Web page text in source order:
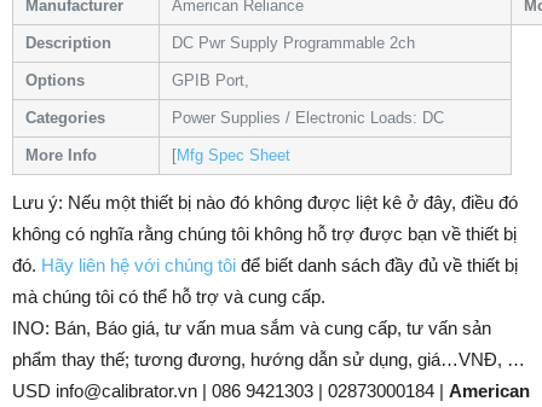
Manufacturer American Reliance
Description DC Pwr Supply Programmable 2ch
Options GPIB Port,
Categories Power Supplies / Electronic Loads: DC
More Info [Mfg Spec Sheet
Lưu ý: Nếu một thiết bị nào đó không được liệt kê ở đây, điều đó
không có nghĩa rằng chúng tôi không hỗ trợ được bạn về thiết bị
đó. Hãy liên hệ với chúng tôi để biết danh sách đầy đủ về thiết bị
mà chúng tôi có thể hỗ trợ và cung cấp.
INO: Bán, Báo giá, tư vấn mua sắm và cung cấp, tư vấn sản
phẩm thay thế; tương đương, hướng dẫn sử dụng, giá…VNĐ, …
USD info@calibrator.vn | 086 9421303 | 02873000184 | American